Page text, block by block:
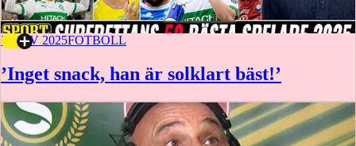
3 NOV 2025FOTBOLL
’Inget snack, han är solklart bäst!’